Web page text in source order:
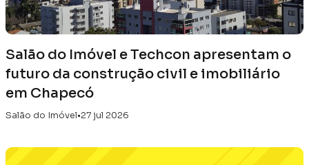
Salão do Imóvel e Techcon apresentam o
futuro da construção civil e imobiliário
em Chapecó
Salão do Imóvel•27 jul 2026